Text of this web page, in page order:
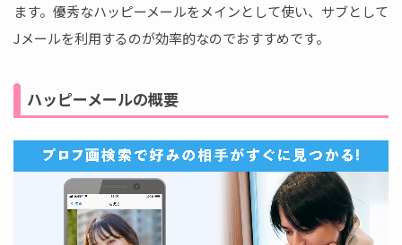
ます。優秀なハッピーメールをメインとして使い、サブとして
Jメールを利用するのが効率的なのでおすすめです。
ハッピーメールの概要